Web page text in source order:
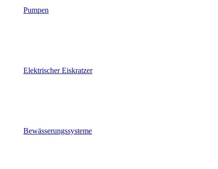
Pumpen
Elektrischer Eiskratzer
Bewässerungssysteme